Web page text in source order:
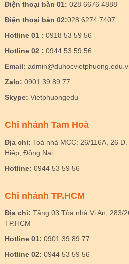
Điện thoại bàn 01: 028 6676 4888
Điện thoại bàn 02:028 6274 7407
Hotline 01 : 0918 53 59 56
Hotline 02 : 0944 53 59 56
Email:
Zalo: 0901 39 89 77
Skype: Vietphuongedu
Chi nhánh Tam Hoà
Địa chỉ: Toà nhà MCC: 26/116A, 26
Hiệp, Đồng Nai
Hotline: 0944 53 59 56
Chi nhánh TP.HCM
Địa chỉ: Tầng 03 Tòa nhà Vi An, 283/
TP.HCM
Hotline 01: 0901 39 89 77
Hotline 02: 0944 53 59 56